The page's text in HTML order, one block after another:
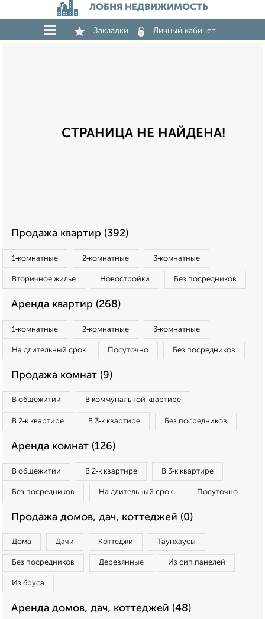
ЛОБНЯ НЕДВИЖИМОСТЬ
Закладки Личный кабинет
СТРАНИЦА НЕ НАЙДЕНА!
Продажа квартир (392)
1‑комнатные 2‑комнатные 3‑комнатные
Вторичное жилье Новостройки Без посредников
Аренда квартир (268)
1‑комнатные 2‑комнатные 3‑комнатные
На длительный срок Посуточно Без посредников
Продажа комнат (9)
В общежитии В коммунальной квартире
В 2‑к квартире В 3‑к квартире Без посредников
Аренда комнат (126)
В общежитии В 2‑к квартире В 3‑к квартире
Без посредников На длительный срок Посуточно
Продажа домов, дач, коттеджей (0)
Дома Дачи Коттеджи Таунхаусы
Без посредников Деревянные Из сип панелей
Из бруса
Аренда домов, дач, коттеджей (48)